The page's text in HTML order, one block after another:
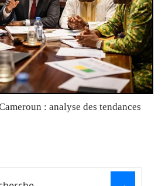
: analyse des tendances